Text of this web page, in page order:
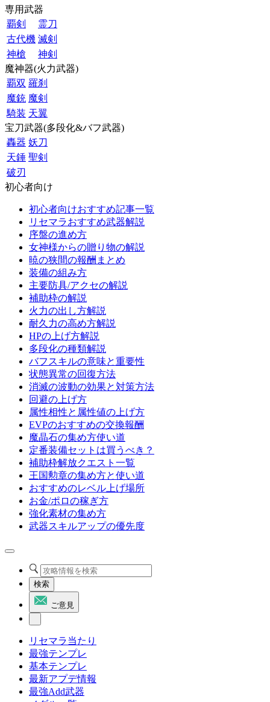
専用武器
覇剣
霊刀
古代機 滅剣
神槍
神剣
魔神器(火力武器)
覇双 羅刹
魔銃 魔剣
騎装 天翼
宝刀武器(多段化&バフ武器)
轟器 妖刀
天錘 聖剣
破刃
初心者向け
初心者向けおすすめ記事一覧
リセマラおすすめ武器解説
序盤の進め方
女神様からの贈り物の解説
暁の狭間の報酬まとめ
装備の組み方
主要防具/アクセの解説
補助枠の解説
火力の出し方解説
耐久力の高め方解説
HPの上げ方解説
多段化の種類解説
バフスキルの意味と重要性
状態異常の回復方法
消滅の波動の効果と対策方法
回避の上げ方
属性相性と属性値の上げ方
EVPのおすすめの交換報酬
魔晶石の集め方使い道
定番装備セットは買うべき？
補助枠解放クエスト一覧
王国勲章の集め方と使い道
おすすめのレベル上げ場所
お金/ポロの稼ぎ方
強化素材の集め方
武器スキルアップの優先度
検索
ご意見
リセマラ当たり
最強テンプレ
基本テンプレ
最新アプデ情報
最強Add武器